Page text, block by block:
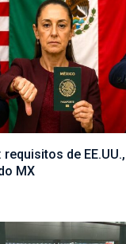
requisitos de
MX